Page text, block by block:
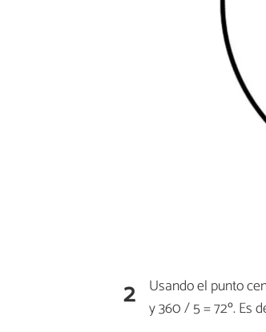
2 Usando el punto
y 360 / 5 = 72º. Es